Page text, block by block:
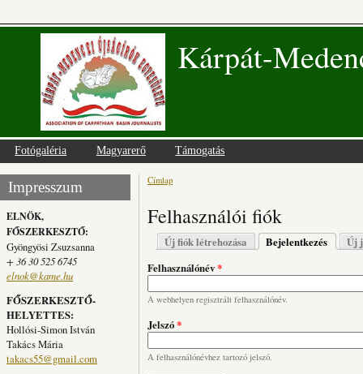
Kárpát-
Fotógaléria Magyarerő Támogatás
Impresszum
ELNÖK,
FŐSZERKESZTŐ:
Gyöngyösi Zsuzsanna
+ 36 30 525 6745
elnok@kame.hu
FŐSZERKESZTŐ-
HELYETTES:
Hollósi-Simon István
Takács Mária
takacs55@gmail.com
Jelenlegi hely
Címlap
Felhasználói fiók
Elsődleges fülek
Új fiók létrehozása Bejelentkezés (aktív
Új
Felhasználónév*
A webhelyen regisztrált felhasználónév.
Jelszó*
A felhasználónévhez tartozó jelszó.